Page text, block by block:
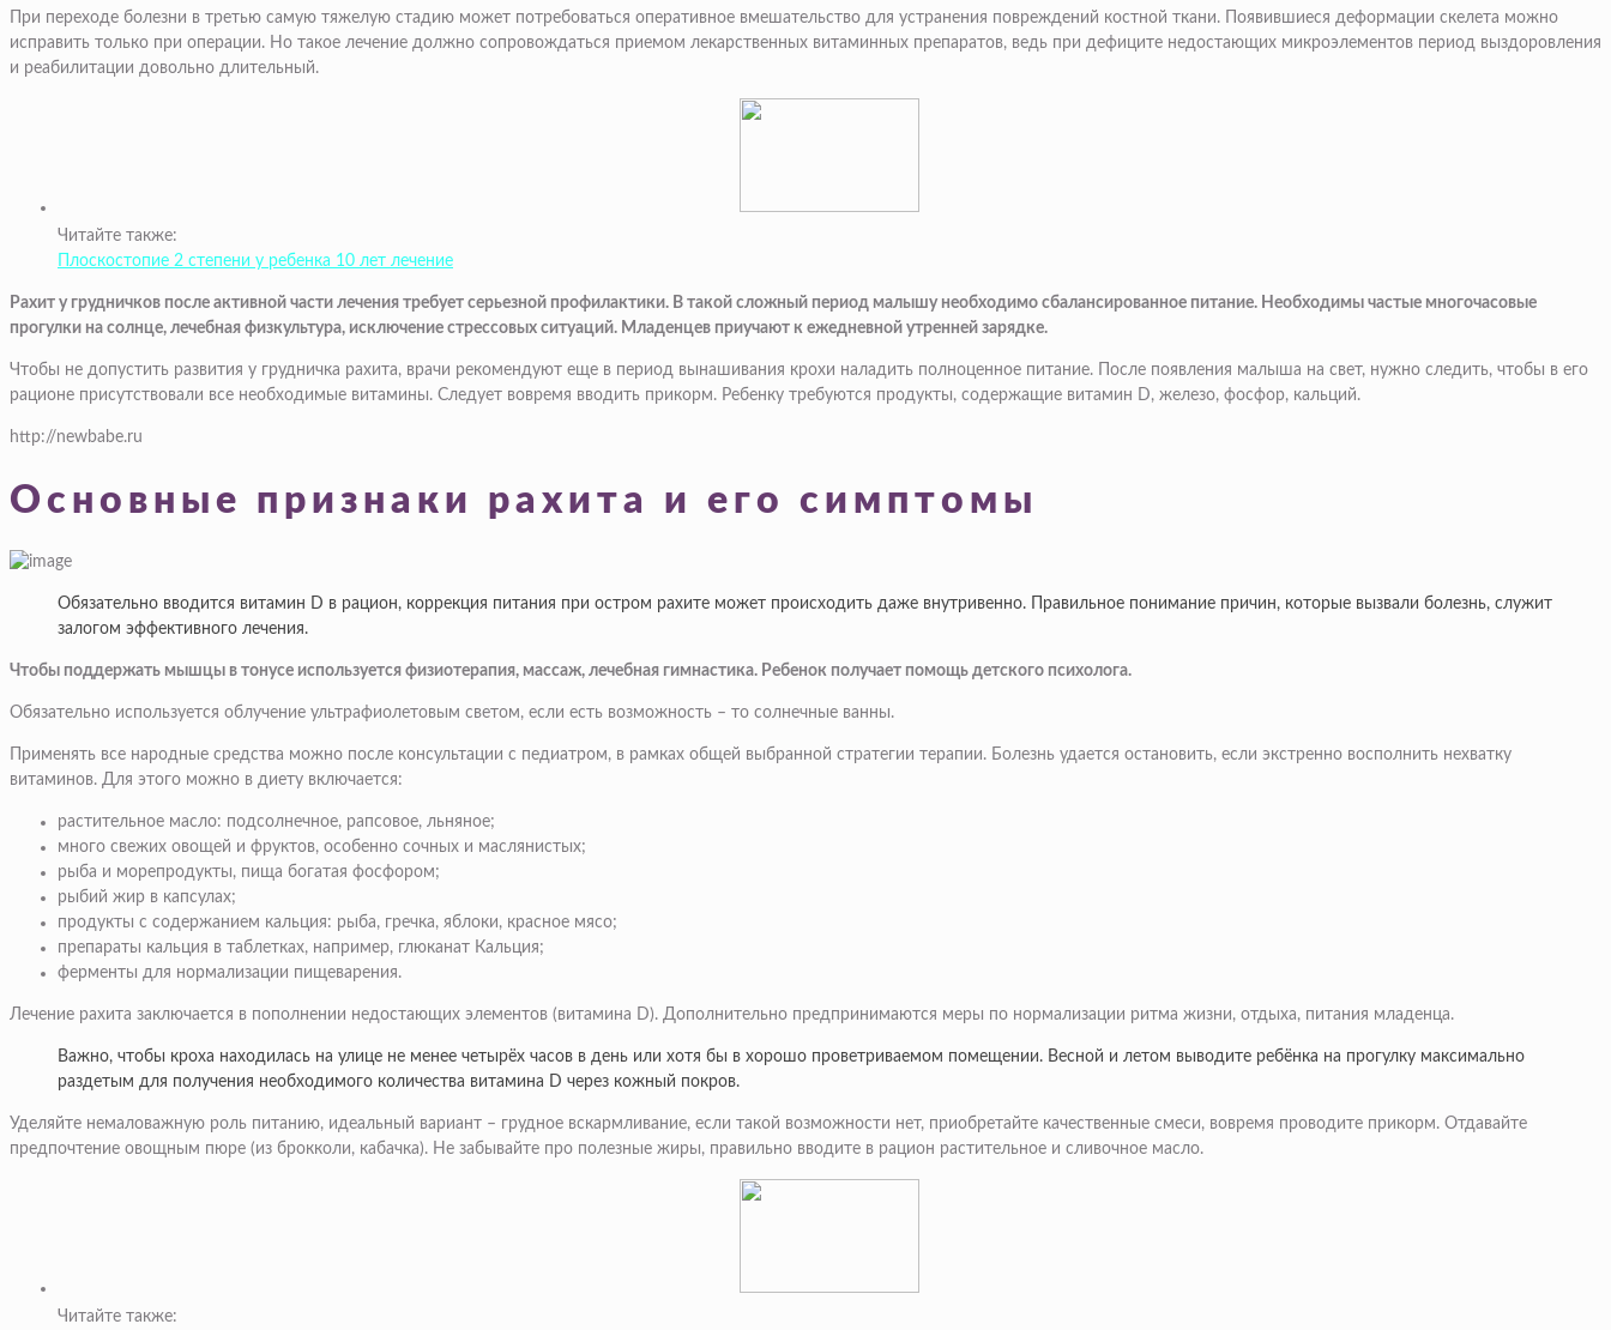
При переходе болезни в третью самую тяжелую стадию может потребоваться оперативное вмешательство для устранения повреждений костной ткани. Появившиеся деформации скелета можно
исправить только при операции. Но такое лечение должно сопровождаться приемом лекарственных витаминных препаратов, ведь при дефиците недостающих микроэлементов период выздоровления
и реабилитации довольно длительный.
Читайте также:
Плоскостопие 2 степени у ребенка 10 лет лечение
Рахит у грудничков после активной части лечения требует серьезной профилактики. В такой сложный период малышу необходимо сбалансированное питание. Необходимы частые многочасовые
прогулки на солнце, лечебная физкультура, исключение стрессовых ситуаций. Младенцев приучают к ежедневной утренней зарядке.
Чтобы не допустить развития у грудничка рахита, врачи рекомендуют еще в период вынашивания крохи наладить полноценное питание. После появления малыша на свет, нужно следить, чтобы в его
рационе присутствовали все необходимые витамины. Следует вовремя вводить прикорм. Ребенку требуются продукты, содержащие витамин D, железо, фосфор, кальций.
http://newbabe.ru
Основные признаки рахита и его симптомы
Обязательно вводится витамин D в рацион, коррекция питания при остром рахите может происходить даже внутривенно. Правильное понимание причин, которые вызвали болезнь, служит
залогом эффективного лечения.
Чтобы поддержать мышцы в тонусе используется физиотерапия, массаж, лечебная гимнастика. Ребенок получает помощь детского психолога.
Обязательно используется облучение ультрафиолетовым светом, если есть возможность – то солнечные ванны.
Применять все народные средства можно после консультации с педиатром, в рамках общей выбранной стратегии терапии. Болезнь удается остановить, если экстренно восполнить нехватку
витаминов. Для этого можно в диету включается:
растительное масло: подсолнечное, рапсовое, льняное;
много свежих овощей и фруктов, особенно сочных и маслянистых;
рыба и морепродукты, пища богатая фосфором;
рыбий жир в капсулах;
продукты с содержанием кальция: рыба, гречка, яблоки, красное мясо;
препараты кальция в таблетках, например, глюканат Кальция;
ферменты для нормализации пищеварения.
Лечение рахита заключается в пополнении недостающих элементов (витамина D). Дополнительно предпринимаются меры по нормализации ритма жизни, отдыха, питания младенца.
Важно, чтобы кроха находилась на улице не менее четырёх часов в день или хотя бы в хорошо проветриваемом помещении. Весной и летом выводите ребёнка на прогулку максимально
раздетым для получения необходимого количества витамина D через кожный покров.
Уделяйте немаловажную роль питанию, идеальный вариант – грудное вскармливание, если такой возможности нет, приобретайте качественные смеси, вовремя проводите прикорм. Отдавайте
предпочтение овощным пюре (из брокколи, кабачка). Не забывайте про полезные жиры, правильно вводите в рацион растительное и сливочное масло.
Читайте также: